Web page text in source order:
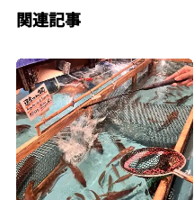
関連記事